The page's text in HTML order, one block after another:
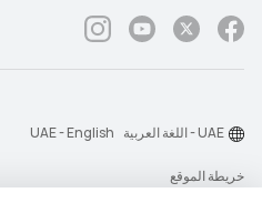
خريطة الموقع
UAE - اللغة العربية UAE - English